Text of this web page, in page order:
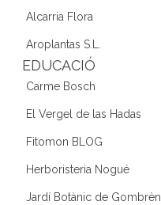
Alcarria Flora
Aroplantas S.L.
EDUCACIÓ
Carme Bosch
El Vergel de las Hadas
Fitomon BLOG
Herboristeria Nogué
Jardí Botànic de Gombrèn